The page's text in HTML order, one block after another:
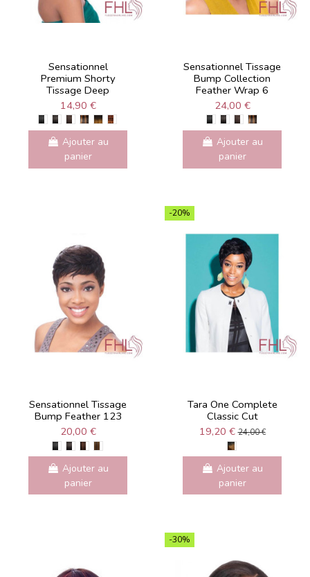
Sensationnel
Premium Shorty
Tissage Deep
14,90 €
Ajouter au
panier
Sensationnel Tissage
Bump Collection
Feather Wrap 6
24,00 €
Ajouter au
panier
Sensationnel Tissage
Bump Feather 123
20,00 €
Ajouter au
panier
-20%
Tara One Complete
Classic Cut
19,20 €24,00 €
Ajouter au
panier
-30%